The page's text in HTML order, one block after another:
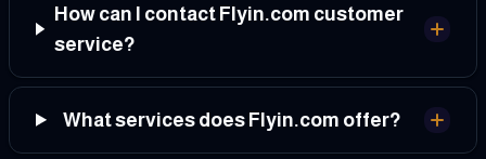
How can I contact Flyin.com customer
service?
What services does Flyin.com offer?